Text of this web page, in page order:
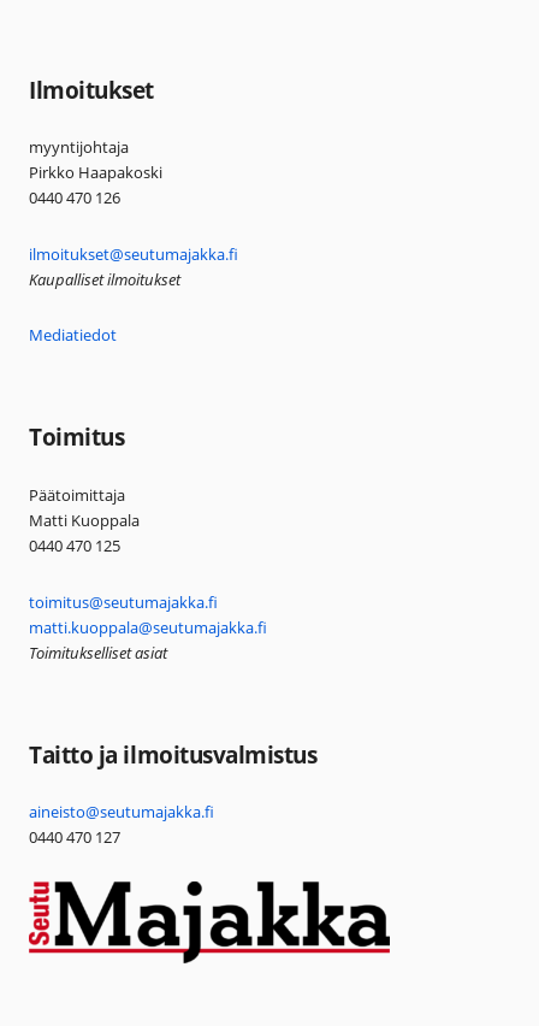
Ilmoitukset
myyntijohtaja
Pirkko Haapakoski
0440 470 126
ilmoitukset@seutumajakka.fi
Kaupalliset ilmoitukset
Mediatiedot
Toimitus
Päätoimittaja
Matti Kuoppala
0440 470 125
toimitus@seutumajakka.fi
matti.kuoppala@seutumajakka.fi
Toimitukselliset asiat
Taitto ja ilmoitusvalmistus
aineisto@seutumajakka.fi
0440 470 127